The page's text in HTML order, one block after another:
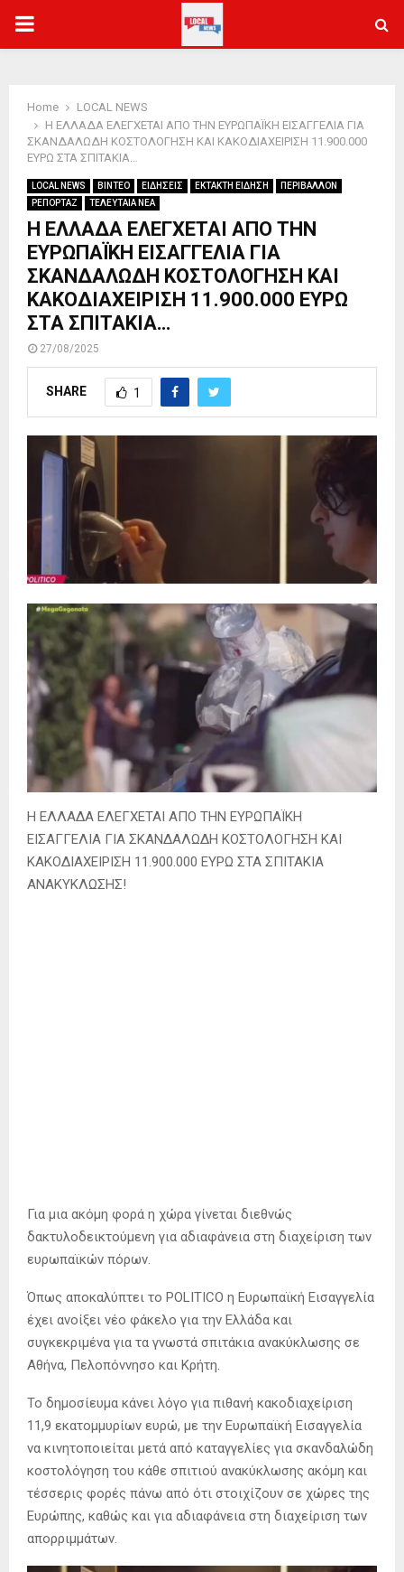
PRIMARY
Home
LOCAL NEWS
Η ΕΛΛΑΔΑ ΕΛΕΓΧΕΤΑΙ ΑΠΟ ΤΗΝ ΕΥΡΩΠΑΪΚΗ ΕΙΣΑΓΓΕΛΙΑ ΓΙΑ
ΣΚΑΝΔΑΛΩΔΗ ΚΟΣΤΟΛΟΓΗΣΗ ΚΑΙ ΚΑΚΟΔΙΑΧΕΙΡΙΣΗ 11.900.000
ΕΥΡΩ ΣΤΑ ΣΠΙΤΑΚΙΑ…
LOCAL NEWS ΒΙΝΤΕΟ ΕΙΔΗΣΕΙΣ ΕΚΤΑΚΤΗ ΕΙΔΗΣΗ
ΠΕΡΙΒΑΛΛΟΝ
ΡΕΠΟΡΤΑΖ
ΤΕΛΕΥΤΑΙΑ ΝΕΑ
Η ΕΛΛΑΔΑ ΕΛΕΓΧΕΤΑΙ ΑΠΟ ΤΗΝ
ΕΥΡΩΠΑΪΚΗ ΕΙΣΑΓΓΕΛΙΑ ΓΙΑ
ΣΚΑΝΔΑΛΩΔΗ ΚΟΣΤΟΛΟΓΗΣΗ ΚΑΙ
ΚΑΚΟΔΙΑΧΕΙΡΙΣΗ 11.900.000 ΕΥΡΩ
ΣΤΑ ΣΠΙΤΑΚΙΑ…
27/08/2025
SHARE 1
Η ΕΛΛΑΔΑ ΕΛΕΓΧΕΤΑΙ ΑΠΟ ΤΗΝ ΕΥΡΩΠΑΪΚΗ
ΕΙΣΑΓΓΕΛΙΑ ΓΙΑ ΣΚΑΝΔΑΛΩΔΗ ΚΟΣΤΟΛΟΓΗΣΗ ΚΑΙ
ΚΑΚΟΔΙΑΧΕΙΡΙΣΗ 11.900.000 ΕΥΡΩ ΣΤΑ ΣΠΙΤΑΚΙΑ
ΑΝΑΚΥΚΛΩΣΗΣ!
Για μια ακόμη φορά η χώρα γίνεται διεθνώς
δακτυλοδεικτούμενη για αδιαφάνεια στη διαχείριση των
ευρωπαϊκών πόρων.
Όπως αποκαλύπτει το POLITICO η Ευρωπαϊκή Εισαγγελία
έχει ανοίξει νέο φάκελο για την Ελλάδα και
συγκεκριμένα για τα γνωστά σπιτάκια ανακύκλωσης σε
Αθήνα, Πελοπόννησο και Κρήτη.
Το δημοσίευμα κάνει λόγο για πιθανή κακοδιαχείριση
11,9 εκατομμυρίων ευρώ, με την Ευρωπαϊκή Εισαγγελία
να κινητοποιείται μετά από καταγγελίες για σκανδαλώδη
κοστολόγηση του κάθε σπιτιού ανακύκλωσης ακόμη και
τέσσερις φορές πάνω από ότι στοιχίζουν σε χώρες της
Ευρώπης, καθώς και για αδιαφάνεια στη διαχείριση των
απορριμμάτων.